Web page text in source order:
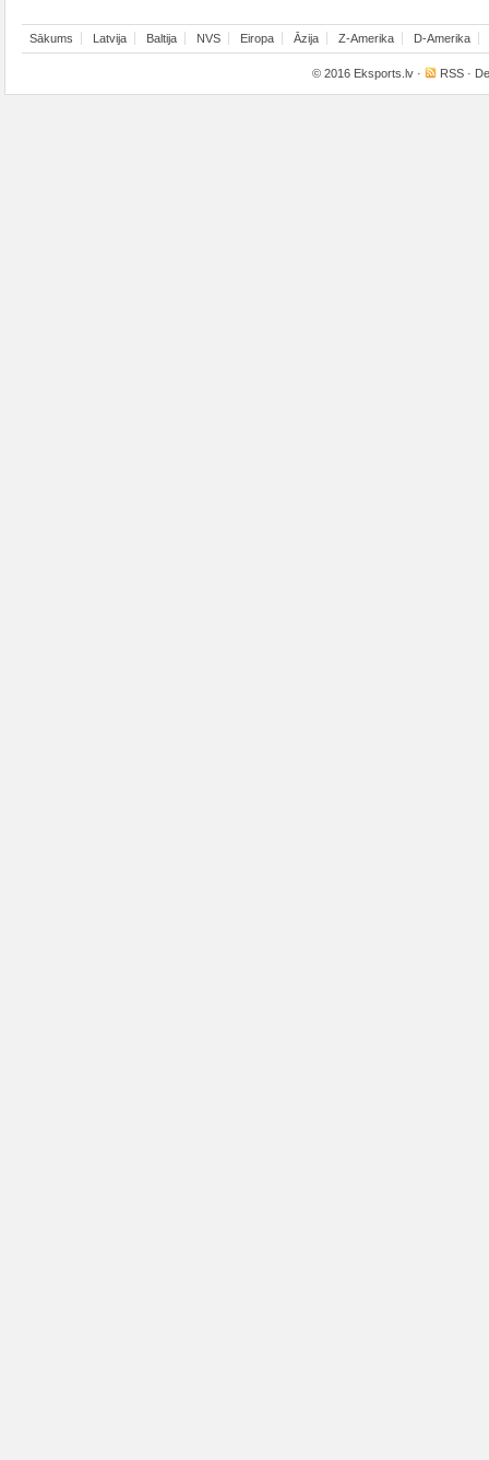
Sākums Latvija Baltija NVS Eiropa Āzija Z-Amerika D-Amerika
© 2016 Eksports.lv · RSS ·